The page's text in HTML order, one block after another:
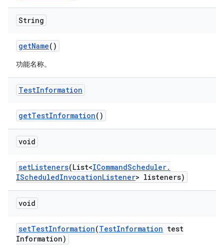
String
getName()
功能名称。
TestInformation
getTestInformation()
void
setListeners(List<ICommandScheduler.
IScheduledInvocationListener> listeners)
void
setTestInformation(TestInformation test
Information)